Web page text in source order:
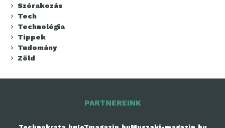
Szórakozás
Tech
Technológia
Tippek
Tudomány
Zöld
PARTNEREINK